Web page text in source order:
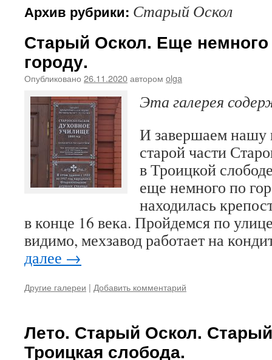
Архив рубрики: Старый Оскол
Старый Оскол. Еще
городу.
Опубликовано 26.11.2020автором olga
Эта галерея
И завершаем нашу
старой части
в Троицкой
еще немного по
находилась
в конце 16 века. Пройдемся по
видимо, мехзавод работает на
далее →
Другие галереи | Добавить комментарий
Лето. Старый Оскол.
Троицкая слобода.